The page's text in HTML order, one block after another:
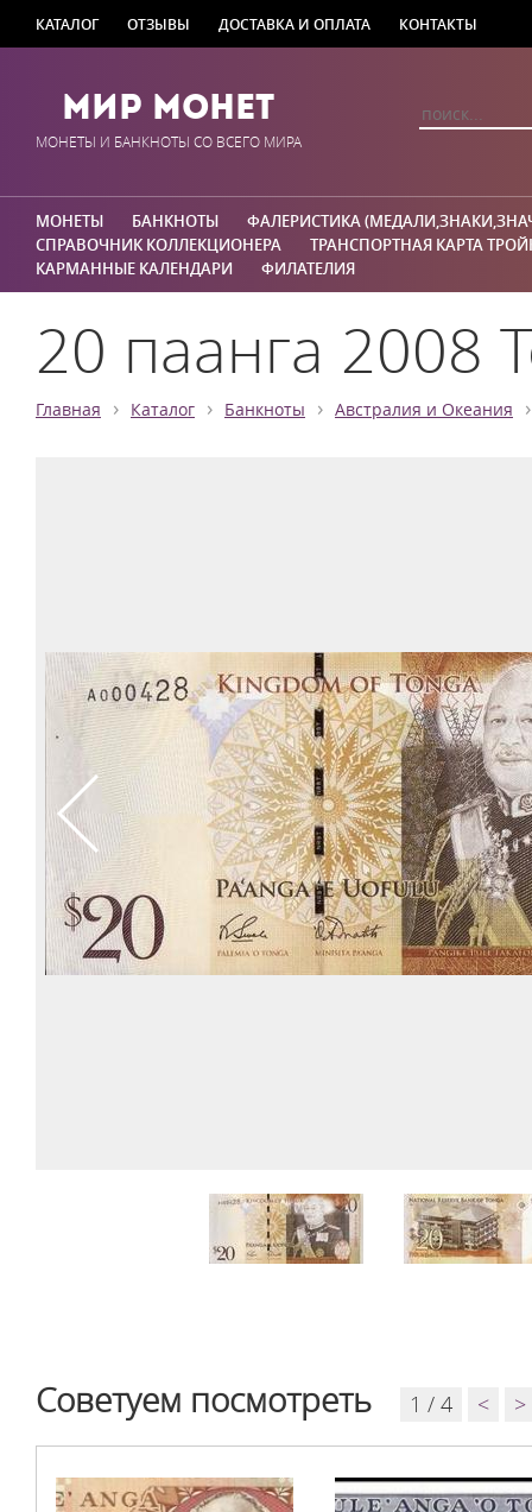
КАТАЛОГ ОТЗЫВЫ ДОСТАВКА И ОПЛАТА КОНТАКТЫ
Мир Монет
МОНЕТЫ И БАНКНОТЫ СО ВСЕГО МИРА
МОНЕТЫ БАНКНОТЫ
ФАЛЕРИСТИКА
СПРАВОЧНИК КОЛЛЕКЦИОНЕРА
ТРАНСПОРТНАЯ КАРТА
КАРМАННЫЕ КАЛЕНДАРИ
ФИЛАТЕЛИЯ
20 паанга 2008
Главная › Каталог › Банкноты › Австралия и Океания ›
Советуем посмотреть 1 / 4 < >